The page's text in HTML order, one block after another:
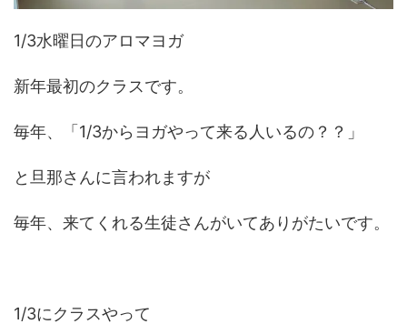
1/3水曜日のアロマヨガ
新年最初のクラスです。
毎年、「1/3からヨガやって来る人いるの？？」
と旦那さんに言われますが
毎年、来てくれる生徒さんがいてありがたいです。
1/3にクラスやって